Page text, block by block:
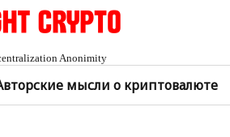
Anonimity
мысли о криптовалюте